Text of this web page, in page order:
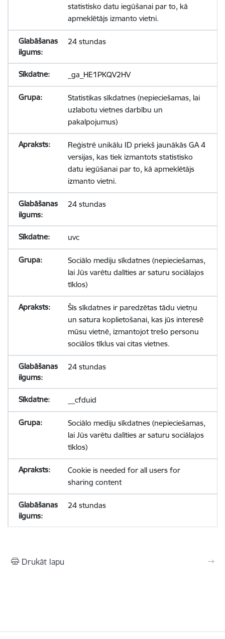
statistisko datu iegūšanai par to, kā
apmeklētājs izmanto vietni.
24 stundas
_ga_HE1PKQV2HV
Statistikas sīkdatnes (nepieciešamas, lai
uzlabotu vietnes darbību un
pakalpojumus)
Reģistrē unikālu ID priekš jaunākās GA 4
versijas, kas tiek izmantots statistisko
datu iegūšanai par to, kā apmeklētājs
izmanto vietni.
24 stundas
uvc
Sociālo mediju sīkdatnes (nepieciešamas,
lai Jūs varētu dalīties ar saturu sociālajos
tīklos)
Šīs sīkdatnes ir paredzētas tādu vietņu
un satura koplietošanai, kas jūs interesē
mūsu vietnē, izmantojot trešo personu
sociālos tīklus vai citas vietnes.
24 stundas
__cfduid
Sociālo mediju sīkdatnes (nepieciešamas,
lai Jūs varētu dalīties ar saturu sociālajos
tīklos)
Cookie is needed for all users for
sharing content
24 stundas
Drukāt lapu